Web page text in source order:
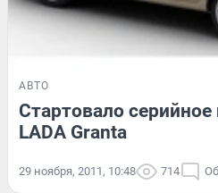
АВТО
Стартовало
LADA Granta
29 ноября, 2011, 10:48 714